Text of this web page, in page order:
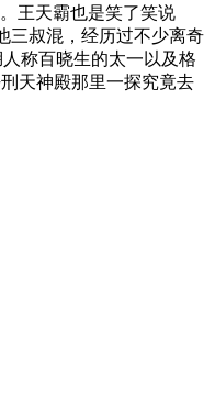
王天霸也是笑了笑说
三叔混，经历过不少离奇
称百晓生的太一以及格
天神殿那里一探究竟去